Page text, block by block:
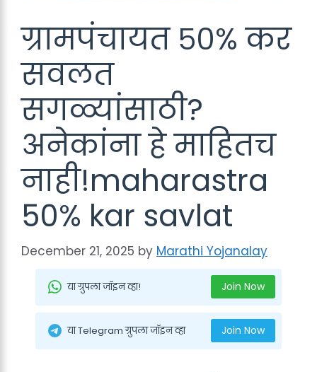
ग्रामपंचायत ५०% कर
सवलत
सगळ्यांसाठी?
अनेकांना हे माहितच
नाही!maharastra
50% kar savlat
December 21, 2025 by Marathi Yojanalay
या ग्रुपला जॉइन व्हा! Join Now
या Telegram ग्रुपला जॉइन व्हा Join Now